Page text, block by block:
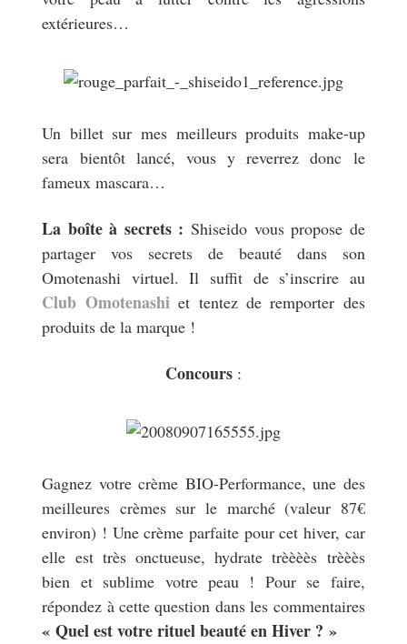
extérieures…
Un billet sur mes meilleurs produits make-up
sera bientôt lancé, vous y reverrez donc le
fameux mascara…
La boîte à secrets : Shiseido vous propose de
partager vos secrets de beauté dans son
Omotenashi virtuel. Il suffit de s’inscrire au
Club Omotenashiet tentez de remporter des
produits de la marque !
Concours:
Gagnez votre crème BIO-Performance, une des
meilleures crèmes sur le marché (valeur 87€
environ) ! Une crème parfaite pour cet hiver, car
elle est très onctueuse, hydrate trèèèès trèèès
bien et sublime votre peau ! Pour se faire,
répondez à cette question dans les commentaires
« Quel est votre rituel beauté en Hiver ? »